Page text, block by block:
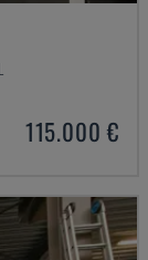
115.000 €